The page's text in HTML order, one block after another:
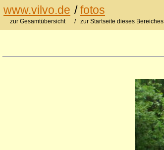
www.vilvo.de /fotos
zur Gesamtübersicht / zur Startseite dieses Bereiches